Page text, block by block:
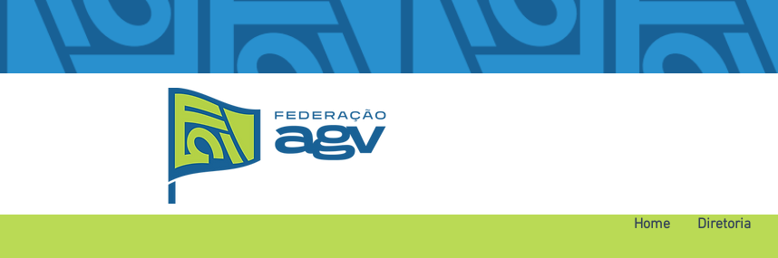
Home Diretoria